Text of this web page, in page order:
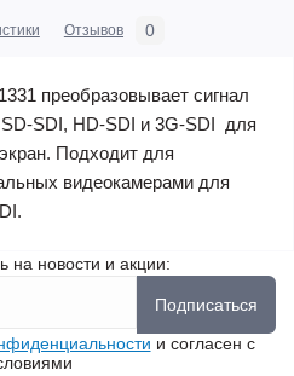
Отзывов 0
преобразовывает сигнал
SDI, HD-SDI и 3G-SDI для
Подходит для
видеокамерами для
на новости и акции:
Подписаться
и согласен с